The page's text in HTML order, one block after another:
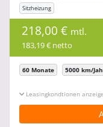
Sitzheizung
218,00 € mtl.
183,19 € netto
60 Monate 5000 km/
Leasingkonditionen ein-/